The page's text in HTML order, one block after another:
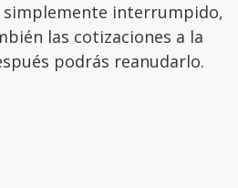
simplemente interrumpido,
las cotizaciones a la
podrás reanudarlo.